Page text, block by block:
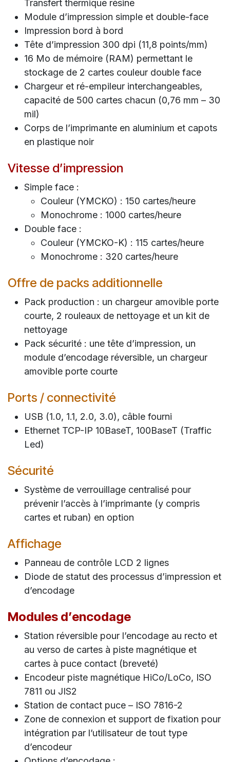
Transfert thermique résine
Module d’impression simple et double-face
Impression bord à bord
Tête d’impression 300 dpi (11,8 points/mm)
16 Mo de mémoire (RAM) permettant le
stockage de 2 cartes couleur double face
Chargeur et ré-empileur interchangeables,
capacité de 500 cartes chacun (0,76 mm – 30
mil)
Corps de l’imprimante en aluminium et capots
en plastique noir
Vitesse d’impression
Simple face :
Couleur (YMCKO) : 150 cartes/heure
Monochrome : 1000 cartes/heure
Double face :
Couleur (YMCKO-K) : 115 cartes/heure
Monochrome : 320 cartes/heure
Offre de packs additionnelle
Pack production : un chargeur amovible porte
courte, 2 rouleaux de nettoyage et un kit de
nettoyage
Pack sécurité : une tête d’impression, un
module d’encodage réversible, un chargeur
amovible porte courte
Ports / connectivité
USB (1.0, 1.1, 2.0, 3.0), câble fourni
Ethernet TCP-IP 10BaseT, 100BaseT (Traffic
Led)
Sécurité
Système de verrouillage centralisé pour
prévenir l’accès à l’imprimante (y compris
cartes et ruban) en option
Affichage
Panneau de contrôle LCD 2 lignes
Diode de statut des processus d’impression et
d’encodage
Modules d’encodage
Station réversible pour l’encodage au recto et
au verso de cartes à piste magnétique et
cartes à puce contact (breveté)
Encodeur piste magnétique HiCo/LoCo, ISO
7811 ou JIS2
Station de contact puce – ISO 7816-2
Zone de connexion et support de fixation pour
intégration par l’utilisateur de tout type
d’encodeur